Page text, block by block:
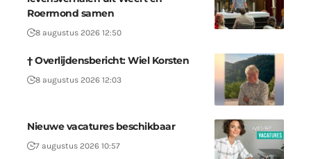
Roermond samen
8 augustus 2026 12:50
† Overlijdensbericht: Wiel Korsten
8 augustus 2026 12:03
Nieuwe vacatures beschikbaar
7 augustus 2026 10:57